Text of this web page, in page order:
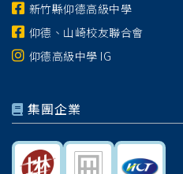
新竹縣仰德高級中學
仰德、山崎校友聯合會
仰德高級中學 IG
集團企業